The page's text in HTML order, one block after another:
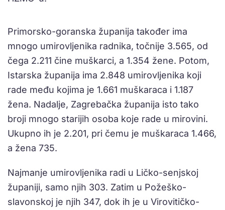
Primorsko-goranska županija također ima
mnogo umirovljenika radnika, točnije 3.565, od
čega 2.211 čine muškarci, a 1.354 žene. Potom,
Istarska županija ima 2.848 umirovljenika koji
rade među kojima je 1.661 muškaraca i 1.187
žena. Nadalje, Zagrebačka županija isto tako
broji mnogo starijih osoba koje rade u mirovini.
Ukupno ih je 2.201, pri čemu je muškaraca 1.466,
a žena 735.
Najmanje umirovljenika radi u Ličko-senjskoj
županiji, samo njih 303. Zatim u Požeško-
slavonskoj je njih 347, dok ih je u Virovitičko-